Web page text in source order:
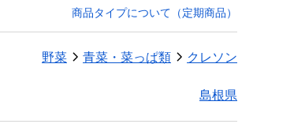
商品タイプについて（定期商品）
野菜 青菜・菜っぱ類 クレソン
島根県